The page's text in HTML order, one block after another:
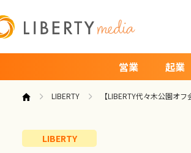
営業 起業
LIBERTY 【LIBERTY代々木公園オ
LIBERTY